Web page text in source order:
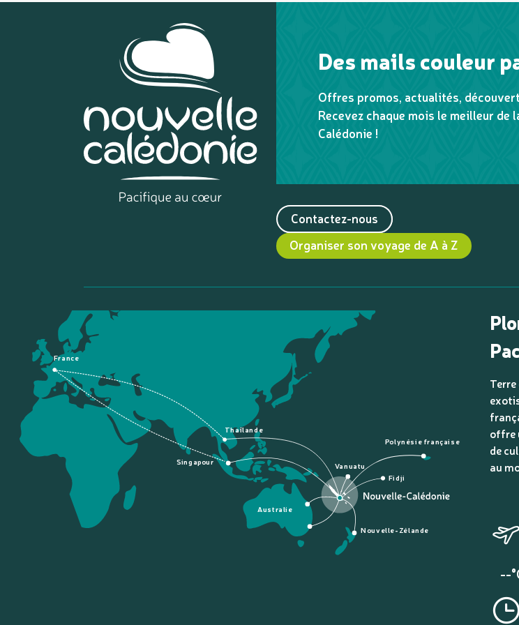
Des mails couleur
Offres promos, actualités,
Recevez chaque mois le meilleur de
Calédonie !
Contactez-nous
Organiser son voyage de A à Z
France
Polynésie française
Fidji
Nouvelle-Zélande
Australie
Singapour
Thaïlande
Vanuatu
offre
de
au
--